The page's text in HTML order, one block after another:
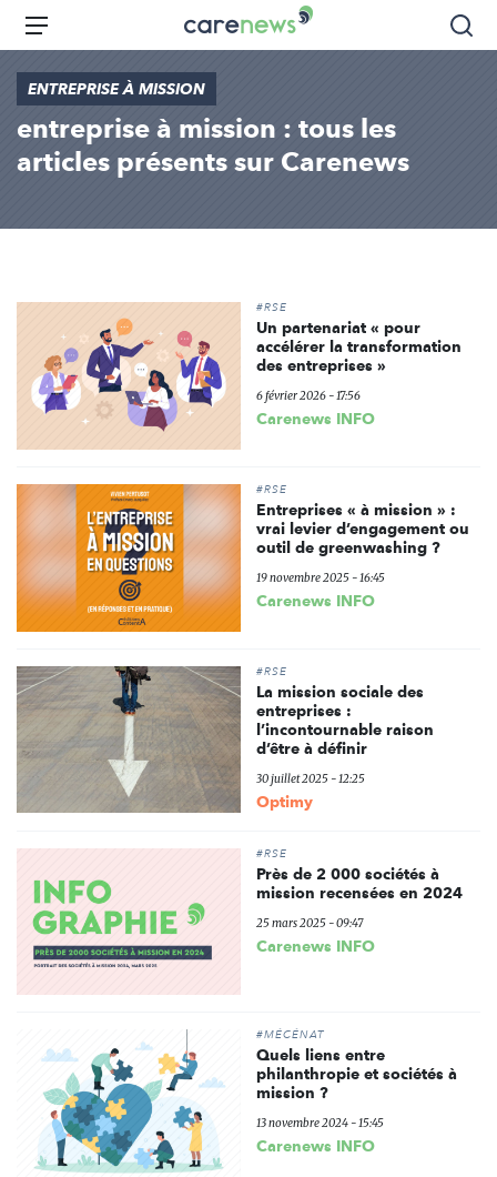
Aller
principal
Carenews,
Le
média
des
acteurs
l'engagement
Menu
ENTREPRISE À MISSION
entreprise à mission : tous les
articles présents sur Carenews
#RSE
Un partenariat « pour
accélérer la transformation
des entreprises »
6 février 2026 - 17:56
Carenews INFO
#RSE
Entreprises « à mission » :
vrai levier d’engagement ou
outil de greenwashing ?
19 novembre 2025 - 16:45
Carenews INFO
#RSE
La mission sociale des
entreprises :
l’incontournable raison
d’être à définir
30 juillet 2025 - 12:25
Optimy
#RSE
Près de 2 000 sociétés à
mission recensées en 2024
25 mars 2025 - 09:47
Carenews INFO
#MÉCÉNAT
Quels liens entre
philanthropie et sociétés à
mission ?
13 novembre 2024 - 15:45
Carenews INFO